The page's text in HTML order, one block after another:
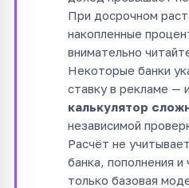
При досрочном
накопленные
внимательно
Некоторые банки
ставку в рекламе —
калькулятор
независимой
Расчёт не
банка, пополнения
только базовая